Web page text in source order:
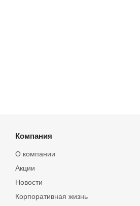
Компания
О компании
Акции
Новости
Корпоративная жизнь